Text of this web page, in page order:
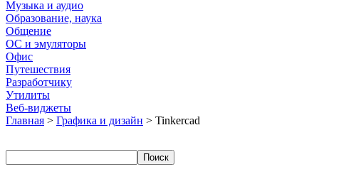
Музыка и аудио
Образование, наука
Общение
ОС и эмуляторы
Офис
Путешествия
Разработчику
Утилиты
Веб-виджеты
Главная > Графика и дизайн > Tinkercad